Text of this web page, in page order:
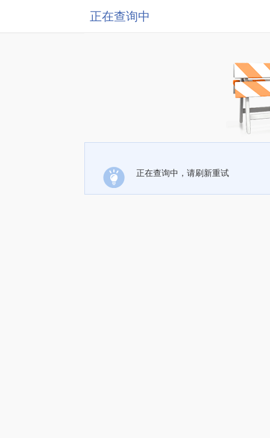
正在查询中
正在查询中，请刷新重试